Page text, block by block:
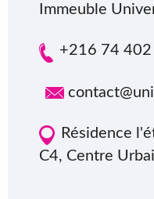
Immeuble
+216 74
Résidence
C4, Centre